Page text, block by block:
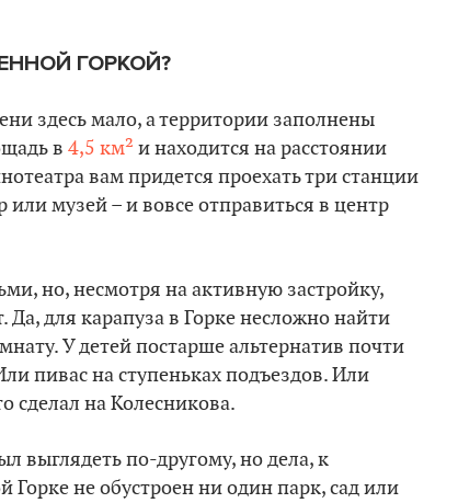
ГОРКОЙ?
здесь мало, а территории заполнены
в 4,5 км² и находится на расстоянии
вам придется проехать три станции
музей – и вовсе отправиться в центр
но, несмотря на активную застройку,
Да, для карапуза в Горке несложно найти
У детей постарше альтернатив почти
пивас на ступеньках подъездов. Или
сделал на Колесникова.
выглядеть по-другому, но дела, к
не обустроен ни один парк, сад или